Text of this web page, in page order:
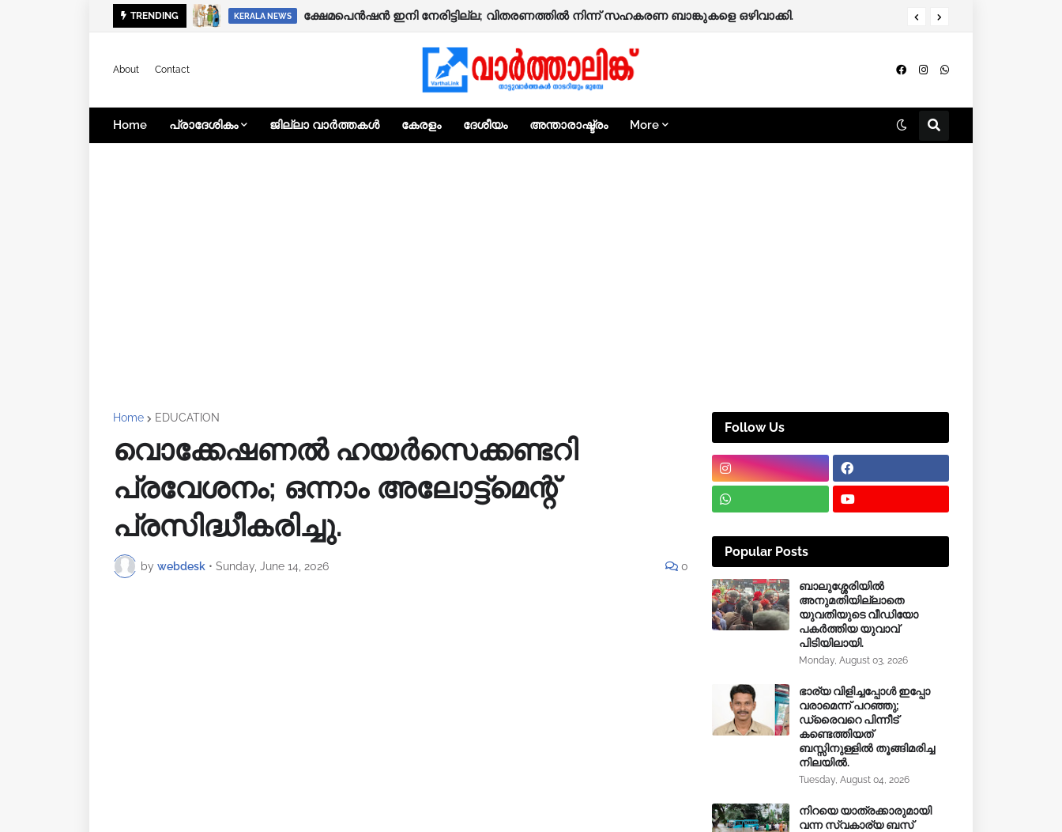
TRENDING KERALA NEWS ക്ഷേമപെൻഷൻ ഇനി നേരിട്ടില്ല; വിതരണത്തിൽ നിന്ന് സഹകരണ ബാങ്കുകളെ ഒഴിവാക്കി.
About Contact
Home പ്രാദേശികം ജില്ലാ വാർത്തകൾ കേരളം ദേശീയം അന്താരാഷ്ട്രം More
Home EDUCATION
വൊക്കേഷണൽ ഹയർസെക്കണ്ടറി
പ്രവേശനം; ഒന്നാം അലോട്ട്മെന്റ്
പ്രസിദ്ധീകരിച്ചു.
by webdesk • Sunday, June 14, 2026 0
Follow Us
Popular Posts
ബാലുശ്ശേരിയിൽ
അനുമതിയില്ലാതെ
യുവതിയുടെ വീഡിയോ
പകർത്തിയ യുവാവ്
പിടിയിലായി.
Monday, August 03, 2026
ഭാര്യ വിളിച്ചപ്പോള്‍ ഇപ്പോ
വരാമെന്ന് പറഞ്ഞു;
ഡ്രൈവറെ പിന്നീട്
കണ്ടെത്തിയത്
ബസ്സിനുള്ളില്‍ തൂങ്ങിമരിച്ച
നിലയിൽ.
Tuesday, August 04, 2026
നിറയെ യാത്രക്കാരുമായി
വന്ന സ്വകാര്യ ബസ്